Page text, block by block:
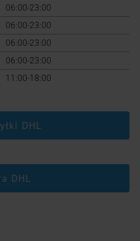
06:00-23:00
06:00-23:00
06:00-23:00
06:00-23:00
11:00-18:00
DHL
DHL